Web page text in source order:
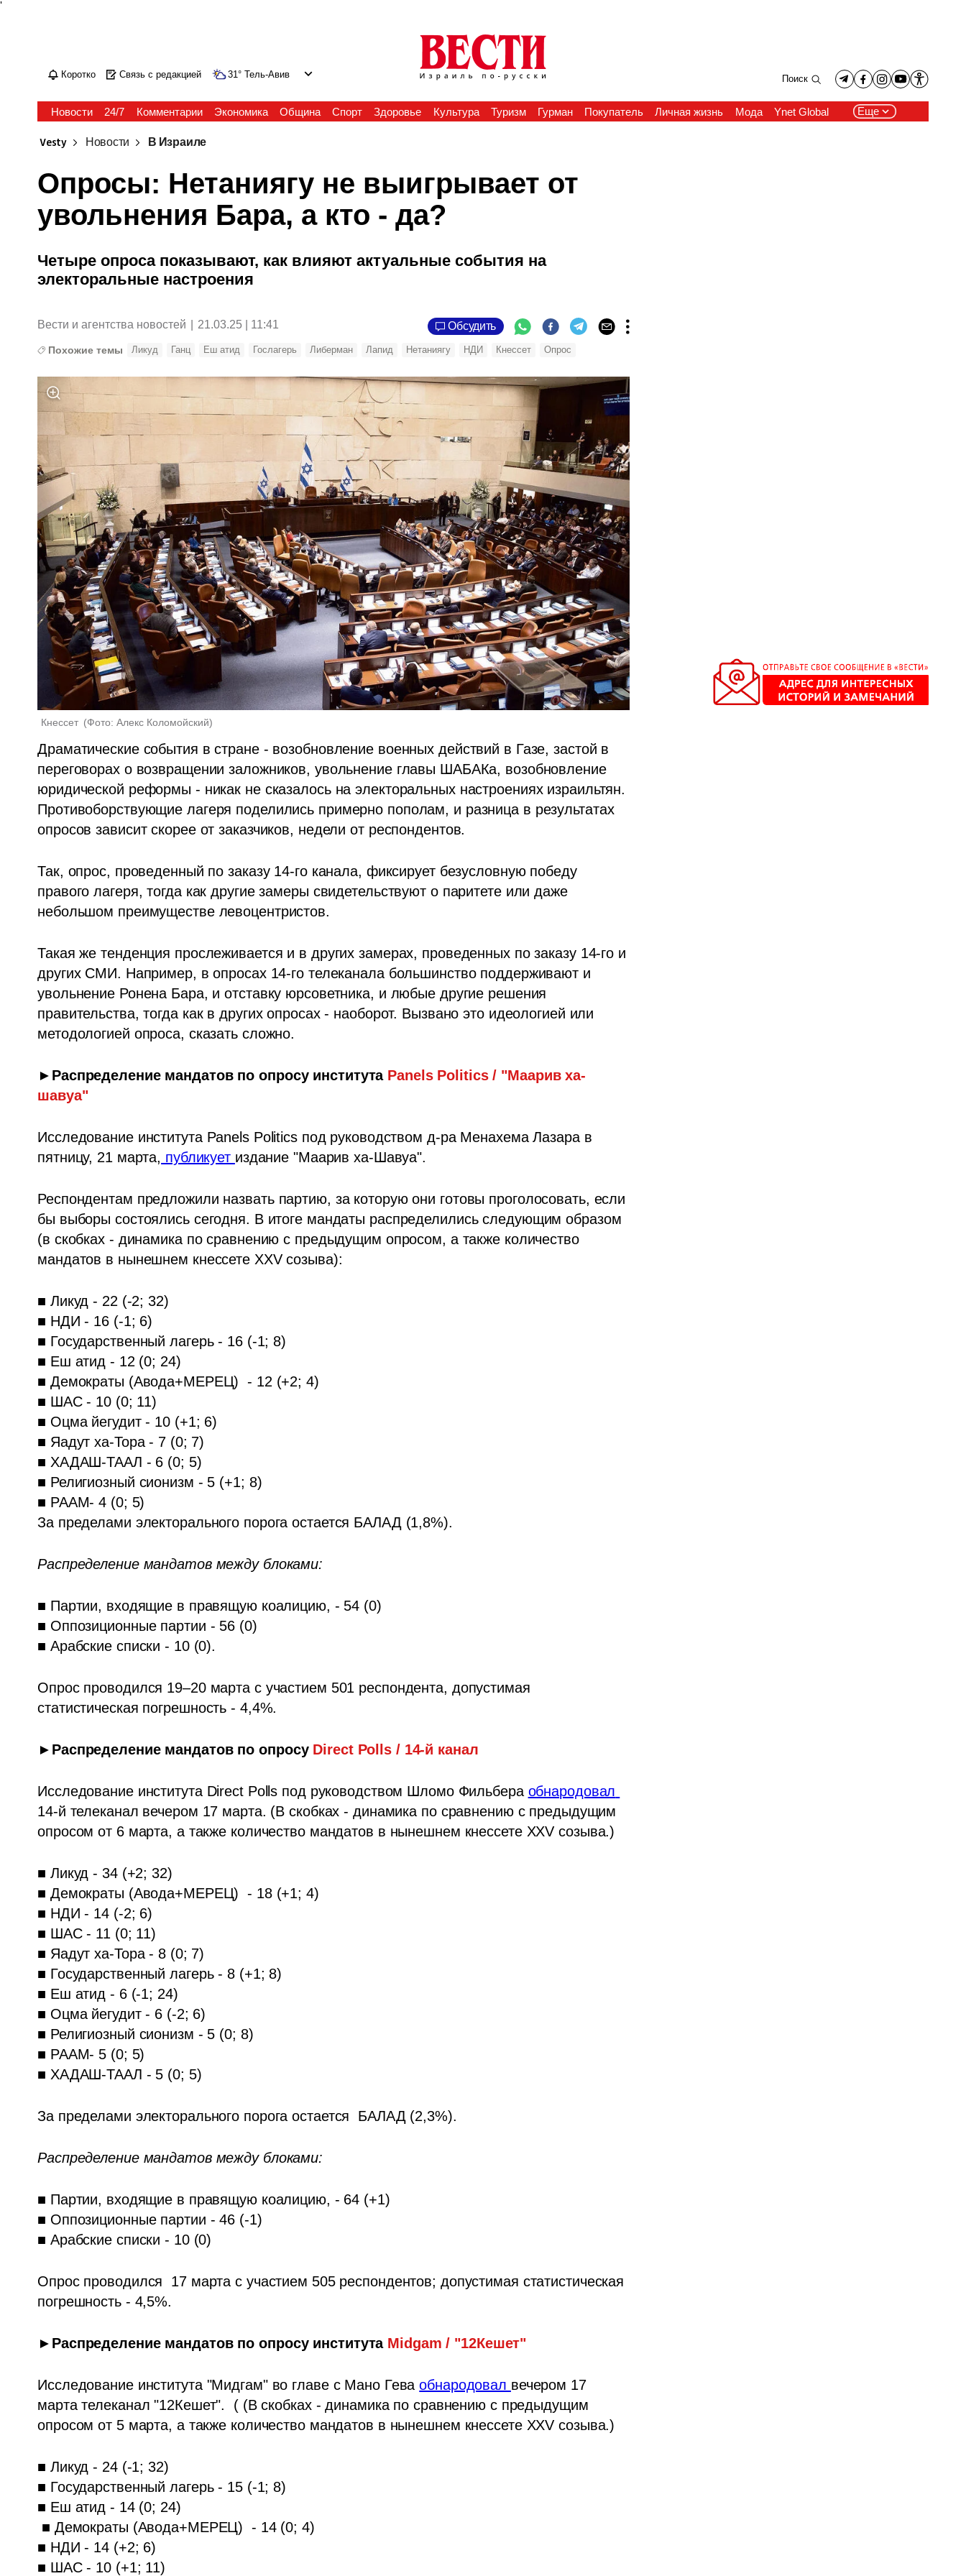
'
Коротко Связь с редакцией 31° Тель-Авив Поиск
Новости 24/7 Комментарии Экономика Община Спорт Здоровье Культура Туризм Гурман Покупатель Личная жизнь Мода Ynet Global Еще
Vesty Новости В Израиле
Опросы: Нетаниягу не выигрывает от
увольнения Бара, а кто - да?
Четыре опроса показывают, как влияют актуальные события на
электоральные настроения
Вести и агентства новостей 21.03.25 | 11:41 Обсудить
Похожие темы Ликуд Ганц Еш атид Гослагерь Либерман Лапид Нетаниягу НДИ Кнессет Опрос
Кнессет (Фото: Алекс Коломойский)
Драматические события в стране - возобновление военных действий в Газе, застой в
переговорах о возвращении заложников, увольнение главы ШАБАКа, возобновление
юридической реформы - никак не сказалось на электоральных настроениях израильтян.
Противоборствующие лагеря поделились примерно пополам, и разница в результатах
опросов зависит скорее от заказчиков, недели от респондентов.
Так, опрос, проведенный по заказу 14-го канала, фиксирует безусловную победу
правого лагеря, тогда как другие замеры свидетельствуют о паритете или даже
небольшом преимуществе левоцентристов.
Такая же тенденция прослеживается и в других замерах, проведенных по заказу 14-го и
других СМИ. Например, в опросах 14-го телеканала большинство поддерживают и
увольнение Ронена Бара, и отставку юрсоветника, и любые другие решения
правительства, тогда как в других опросах - наоборот. Вызвано это идеологией или
методологией опроса, сказать сложно.
►Распределение мандатов по опросу института Panels Politics / "Маарив ха-
шавуа"
Исследование института Panels Politics под руководством д-ра Менахема Лазара в
пятницу, 21 марта, публикует издание "Маарив ха-Шавуа".
Респондентам предложили назвать партию, за которую они готовы проголосовать, если
бы выборы состоялись сегодня. В итоге мандаты распределились следующим образом
(в скобках - динамика по сравнению с предыдущим опросом, а также количество
мандатов в нынешнем кнессете XXV созыва):
■ Ликуд - 22 (-2; 32)
■ НДИ - 16 (-1; 6)
■ Государственный лагерь - 16 (-1; 8)
■ Еш атид - 12 (0; 24)
■ Демократы (Авода+МЕРЕЦ)  - 12 (+2; 4)
■ ШАС - 10 (0; 11)
■ Оцма йегудит - 10 (+1; 6)
■ Яадут ха-Тора - 7 (0; 7)
■ ХАДАШ-ТААЛ - 6 (0; 5)
■ Религиозный сионизм - 5 (+1; 8)
■ РААМ- 4 (0; 5)
За пределами электорального порога остается БАЛАД (1,8%).
Распределение мандатов между блоками:
■ Партии, входящие в правящую коалицию, - 54 (0)
■ Оппозиционные партии - 56 (0)
■ Арабские списки - 10 (0).
Опрос проводился 19–20 марта с участием 501 респондента, допустимая
статистическая погрешность - 4,4%.
►Распределение мандатов по опросу Direct Polls / 14-й канал
Исследование института Direct Polls под руководством Шломо Фильбера
14-й телеканал вечером 17 марта. (В скобках - динамика по сравнению с предыдущим
опросом от 6 марта, а также количество мандатов в нынешнем кнессете XXV созыва.)
■ Ликуд - 34 (+2; 32)
■ Демократы (Авода+МЕРЕЦ)  - 18 (+1; 4)
■ НДИ - 14 (-2; 6)
■ ШАС - 11 (0; 11)
■ Яадут ха-Тора - 8 (0; 7)
■ Государственный лагерь - 8 (+1; 8)
■ Еш атид - 6 (-1; 24)
■ Оцма йегудит - 6 (-2; 6)
■ Религиозный сионизм - 5 (0; 8)
■ РААМ- 5 (0; 5)
■ ХАДАШ-ТААЛ - 5 (0; 5)
За пределами электорального порога остается  БАЛАД (2,3%).
Распределение мандатов между блоками:
■ Партии, входящие в правящую коалицию, - 64 (+1)
■ Оппозиционные партии - 46 (-1)
■ Арабские списки - 10 (0)
Опрос проводился  17 марта с участием 505 респондентов; допустимая статистическая
погрешность - 4,5%.
►Распределение мандатов по опросу института Midgam / "12Кешет"
Исследование института "Мидгам" во главе с Мано Гева обнародовал вечером 17
марта телеканал "12Кешет".  ( (В скобках - динамика по сравнению с предыдущим
опросом от 5 марта, а также количество мандатов в нынешнем кнессете XXV созыва.)
■ Ликуд - 24 (-1; 32)
■ Государственный лагерь - 15 (-1; 8)
■ Еш атид - 14 (0; 24)
■ НДИ - 14 (+2; 6)
■ ШАС - 10 (+1; 11)